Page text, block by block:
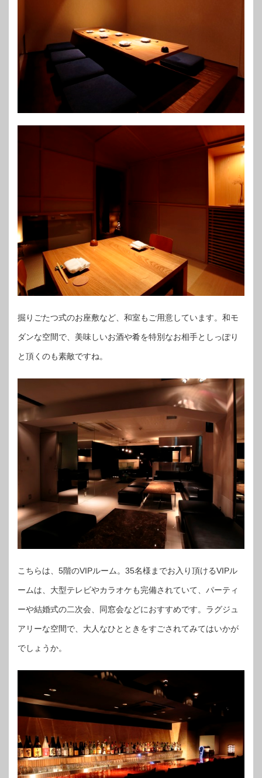
掘りごたつ式のお座敷など、和室もご用意しています。和モ
ダンな空間で、美味しいお酒や肴を特別なお相手としっぽり
と頂くのも素敵ですね。
こちらは、5階のVIPルーム。35名様までお入り頂けるVIPル
ームは、大型テレビやカラオケも完備されていて、パーティ
ーや結婚式の二次会、同窓会などにおすすめです。ラグジュ
アリーな空間で、大人なひとときをすごされてみてはいかが
でしょうか。